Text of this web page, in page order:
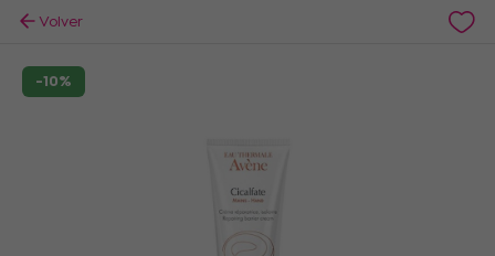
Volver
-10%